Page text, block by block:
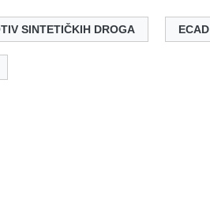
SINTETIČKIH DROGA ECAD